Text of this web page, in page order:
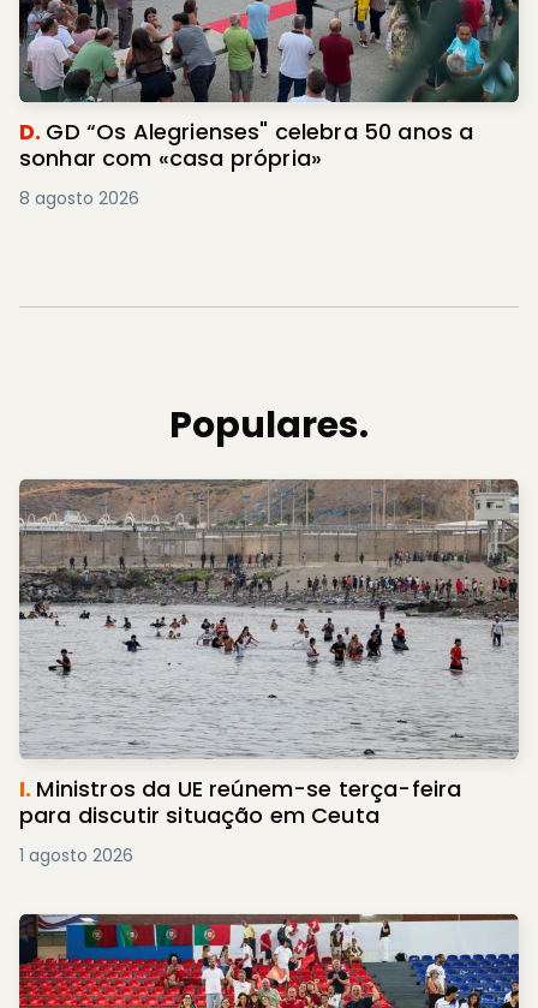
D. GD “Os Alegrienses" celebra 50 anos a
sonhar com «casa própria»
8 agosto 2026
Populares.
I. Ministros da UE reúnem-se terça-feira
para discutir situação em Ceuta
1 agosto 2026